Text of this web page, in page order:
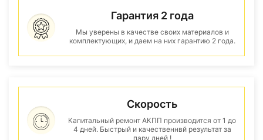
Гарантия 2 года
Мы уверены в качестве своих материалов и
комплектующих, и даем на них гарантию 2 года.
Скорость
Капитальный ремонт АКПП производится от 1 до
4 дней. Быстрый и качественнвй результат за
пару дней !